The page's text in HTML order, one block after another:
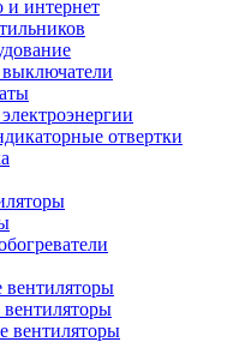
и интернет
отвертки
вентиляторы